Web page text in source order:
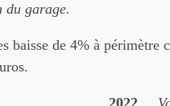
garage.
baisse de 4% à périmètre
2022